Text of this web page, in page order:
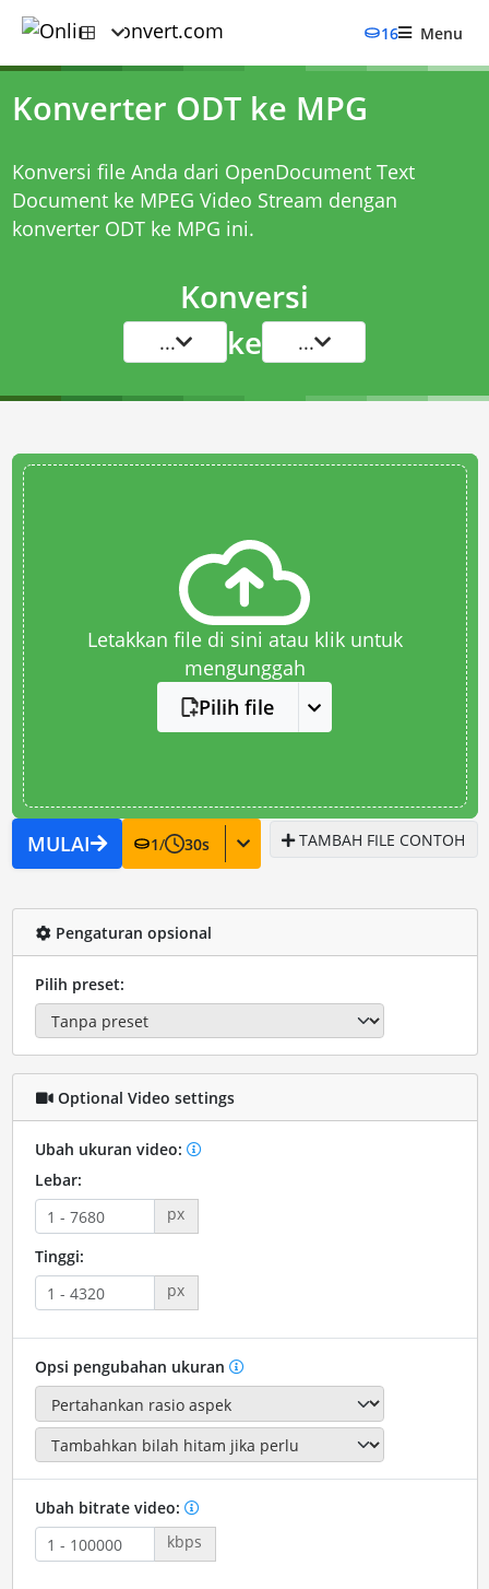
16 Menu
Konverter ODT ke MPG
Konversi file Anda dari OpenDocument Text
Document ke MPEG Video Stream dengan
konverter ODT ke MPG ini.
Konversi
... ke ...
Letakkan file di sini atau klik untuk
mengunggah
Pilih file
MULAI 1/ 30s TAMBAH FILE CONTOH
Pengaturan opsional
Pilih preset:
Optional Video settings
Ubah ukuran video:
Lebar:
px
Tinggi:
px
Opsi pengubahan ukuran
Ubah bitrate video:
kbps